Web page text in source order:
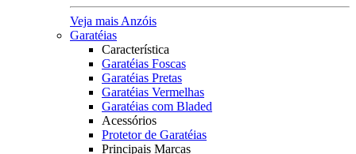
Veja mais Anzóis
Garatéias
Característica
Garatéias Foscas
Garatéias Pretas
Garatéias Vermelhas
Garatéias com Bladed
Acessórios
Protetor de Garatéias
Principais Marcas